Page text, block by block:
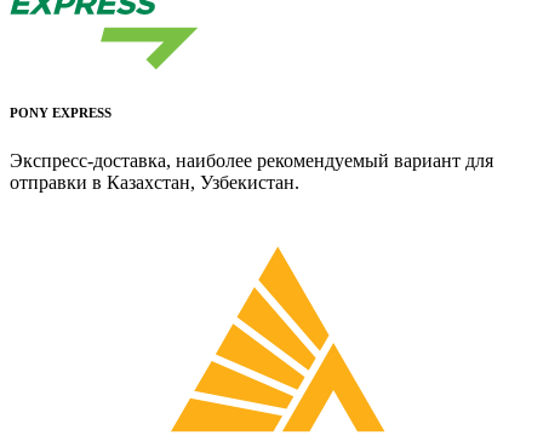
PONY EXPRESS
Экспресс-доставка, наиболее рекомендуемый вариант для
отправки в Казахстан, Узбекистан.